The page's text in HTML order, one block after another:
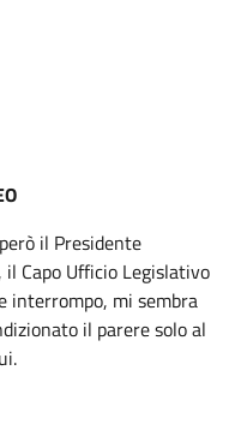
il Presidente
Capo Ufficio Legislativo
interrompo, mi sembra
il parere solo al